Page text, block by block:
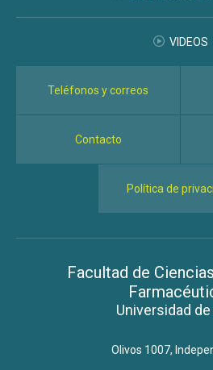
VIDEOS
Teléfonos y correos
Contacto
Política de
Facultad de
Universidad
Olivos 1007,